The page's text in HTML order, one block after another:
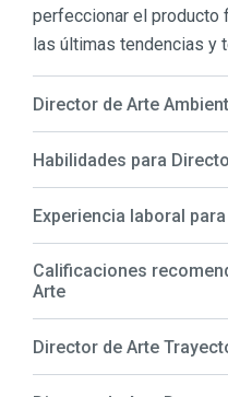
perfeccionar el producto
las últimas tendencias y
Director de Arte
Habilidades para
Experiencia laboral
Calificaciones
Arte
Director de Arte